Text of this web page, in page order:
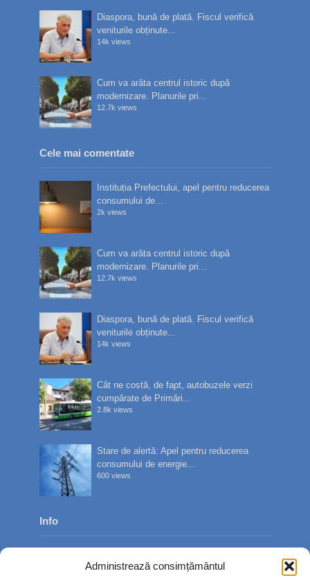
Administrează consimțământul
Diaspora, bună de plată. Fiscul verifică
veniturile obținute...
14k views
Cum va arăta centrul istoric după
modernizare. Planurile pri...
12.7k views
Cele mai comentate
Instituția Prefectului, apel pentru reducerea
consumului de...
2k views
Cum va arăta centrul istoric după
modernizare. Planurile pri...
12.7k views
Diaspora, bună de plată. Fiscul verifică
veniturile obținute...
14k views
Cât ne costă, de fapt, autobuzele verzi
cumpărate de Primări...
2.8k views
Stare de alertă: Apel pentru reducerea
consumului de energie...
600 views
Info